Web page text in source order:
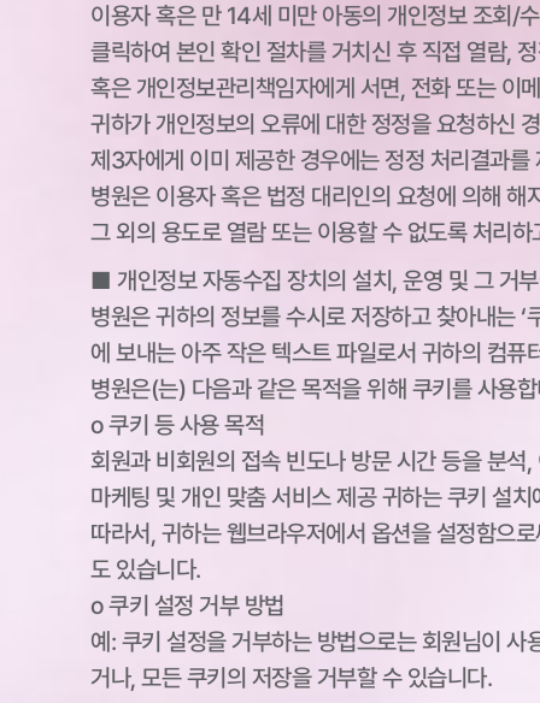
이용자 혹은 만 14세 미만 아동의 개인정보 조회/
클릭하여 본인 확인 절차를 거치신 후 직접 열람,
혹은 개인정보관리책임자에게 서면, 전화 또는 이
귀하가 개인정보의 오류에 대한 정정을 요청하신
제3자에게 이미 제공한 경우에는 정정 처리결과
병원은 이용자 혹은 법정 대리인의 요청에 의해
그 외의 용도로 열람 또는 이용할 수 없도록 처리하
■ 개인정보 자동수집 장치의 설치, 운영 및 그 거
병원은 귀하의 정보를 수시로 저장하고 찾아내는
에 보내는 아주 작은 텍스트 파일로서 귀하의 컴퓨
병원은(는) 다음과 같은 목적을 위해 쿠키를 사용
ο 쿠키 등 사용 목적
회원과 비회원의 접속 빈도나 방문 시간 등을 분
마케팅 및 개인 맞춤 서비스 제공 귀하는 쿠키 설
따라서, 귀하는 웹브라우저에서 옵션을 설정함으
도 있습니다.
ο 쿠키 설정 거부 방법
예: 쿠키 설정을 거부하는 방법으로는 회원님이
거나, 모든 쿠키의 저장을 거부할 수 있습니다.